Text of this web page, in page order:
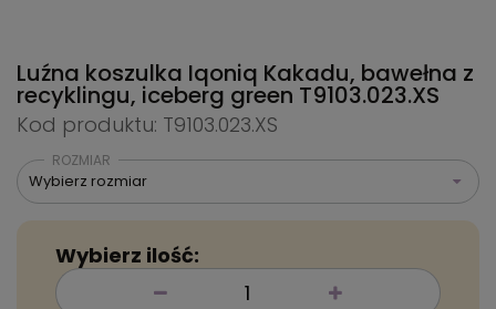
Luźna koszulka Iqoniq Kakadu, bawełna z
recyklingu, iceberg green T9103.023.XS
Kod produktu: T9103.023.XS
ROZMIAR
Wybierz rozmiar
Wybierz ilość: